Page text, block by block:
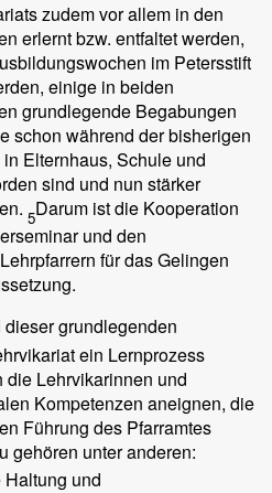
zudem vor allem in den
erlernt bzw. entfaltet werden,
im Petersstift
einige in beiden
grundlegende Begabungen
schon während der bisherigen
Elternhaus, Schule und
sind und nun stärker
5Darum ist die Kooperation
und den
für das Gelingen
grundlegenden
ein Lernprozess
Lehrvikarinnen und
Kompetenzen aneignen, die
Führung des Pfarramtes
gehören unter anderen:
und